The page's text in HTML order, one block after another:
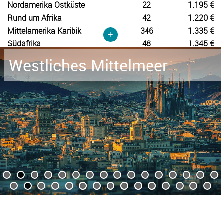
Nordamerika Ostküste
22
1.195 €
Rund um Afrika
42
1.220 €
Mittelamerika Karibik
346
1.335 €
Südafrika
48 1.345 €
+
Westliches Mittelmeer